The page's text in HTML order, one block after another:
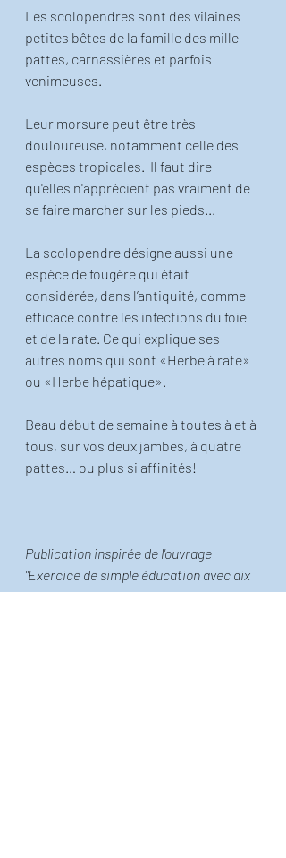
Les scolopendres sont des vilaines
petites bêtes de la famille des mille-
pattes, carnassières et parfois
venimeuses.
Leur morsure peut être très
douloureuse, notamment celle des
espèces tropicales.  Il faut dire
qu'elles n'apprécient pas vraiment de
se faire marcher sur les pieds...
La scolopendre désigne aussi une
espèce de fougère qui était
considérée, dans l’antiquité, comme
efficace contre les infections du foie
et de la rate. Ce qui explique ses
autres noms qui sont «Herbe à rate»
ou «Herbe hépatique».
Beau début de semaine à toutes à et à
tous, sur vos deux jambes, à quatre
pattes… ou plus si affinités!
Publication inspirée de l'ouvrage
"Exercice de simple éducation avec dix
fois le mot paradis", que vous pouvez